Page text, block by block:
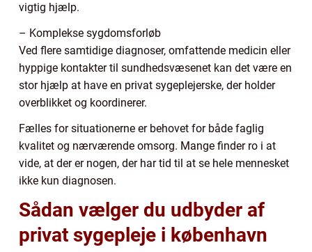
vigtig hjælp.
– Komplekse sygdomsforløb
Ved flere samtidige diagnoser, omfattende medicin eller
hyppige kontakter til sundhedsvæsenet kan det være en
stor hjælp at have en privat sygeplejerske, der holder
overblikket og koordinerer.
Fælles for situationerne er behovet for både faglig
kvalitet og nærværende omsorg. Mange finder ro i at
vide, at der er nogen, der har tid til at se hele mennesket
ikke kun diagnosen.
Sådan vælger du udbyder af
privat sygepleje i københavn